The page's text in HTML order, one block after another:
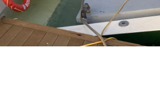
Zonguldak
Aksaray